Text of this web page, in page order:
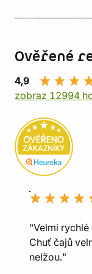
Ověřené
4,9
zobraz 12994
"Velmi rychlé
Chuť čajů
nelžou."